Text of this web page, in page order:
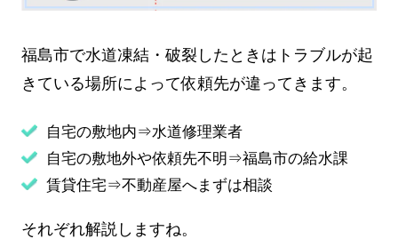
福島市で水道凍結・破裂したときはトラブルが起
きている場所によって依頼先が違ってきます。
自宅の敷地内⇒水道修理業者
自宅の敷地外や依頼先不明⇒福島市の給水課
賃貸住宅⇒不動産屋へまずは相談
それぞれ解説しますね。